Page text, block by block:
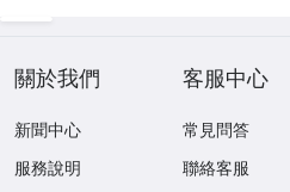
關於我們
新聞中心
服務說明
客服中心
常見問答
聯絡客服